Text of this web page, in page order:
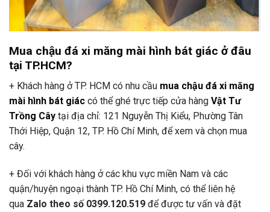
Mua chậu đá xi măng mài hình bát giác ở đâu
tại TP.HCM?
+ Khách hàng ở TP. HCM có nhu cầu mua chậu đá xi măng
mài hình bát giác có thể ghé trực tiếp cửa hàng Vật Tư
Trồng Cây tại địa chỉ: 121 Nguyễn Thị Kiểu, Phường Tân
Thới Hiệp, Quận 12, TP. Hồ Chí Minh, để xem và chọn mua
cây.
+ Đối với khách hàng ở các khu vực miền Nam và các
quận/huyện ngoại thành TP. Hồ Chí Minh, có thể liên hệ
qua Zalo theo số 0399.120.519 để được tư vấn và đặt